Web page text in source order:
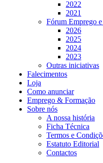
2022
2021
Fórum Emprego
2026
2025
2024
2023
Outras iniciativas
Falecimentos
Loja
Como anunciar
Emprego & Formação
Sobre nós
A nossa história
Ficha Técnica
Termos e
Estatuto Editorial
Contactos